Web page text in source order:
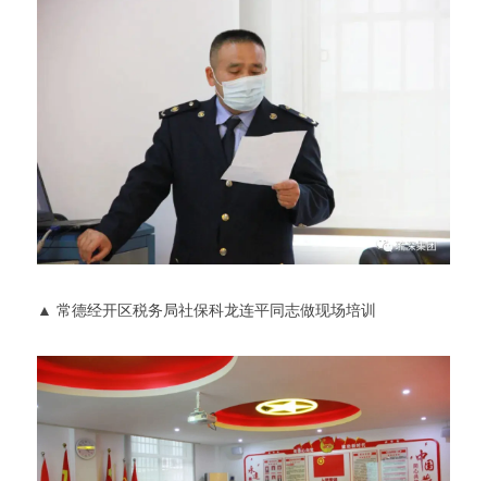
▲ 常德经开区税务局社保科龙连平同志做现场培训